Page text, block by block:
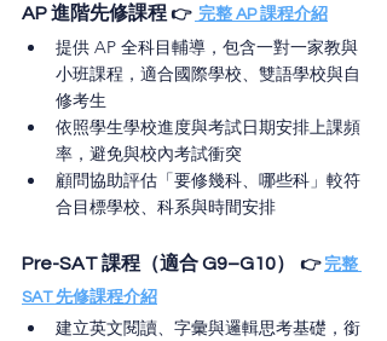
AP 進階先修課程 👉 完整 AP 課程介紹
提供 AP 全科目輔導，包含一對一家教與
小班課程，適合國際學校、雙語學校與自
修考生
依照學生學校進度與考試日期安排上課頻
率，避免與校內考試衝突
顧問協助評估「要修幾科、哪些科」較符
合目標學校、科系與時間安排
Pre-SAT 課程（適合 G9–G10） 👉 完整
SAT 先修課程介紹
建立英文閱讀、字彙與邏輯思考基礎，銜